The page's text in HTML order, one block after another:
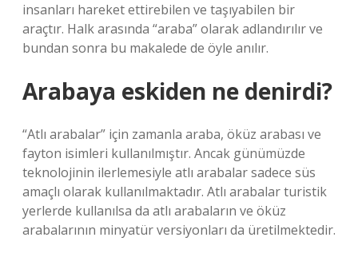
insanları hareket ettirebilen ve taşıyabilen bir
araçtır. Halk arasında “araba” olarak adlandırılır ve
bundan sonra bu makalede de öyle anılır.
Arabaya eskiden ne denirdi?
“Atlı arabalar” için zamanla araba, öküz arabası ve
fayton isimleri kullanılmıştır. Ancak günümüzde
teknolojinin ilerlemesiyle atlı arabalar sadece süs
amaçlı olarak kullanılmaktadır. Atlı arabalar turistik
yerlerde kullanılsa da atlı arabaların ve öküz
arabalarının minyatür versiyonları da üretilmektedir.